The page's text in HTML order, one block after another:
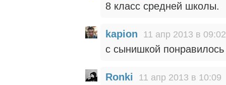
8 класс средней школы.
kapion 11 апр 2013 в 09:02
c сынишкой
Ronki 11 апр 2013 в 10:09